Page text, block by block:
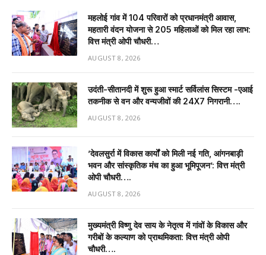
महलोई गांव में 104 परिवारों को प्रधानमंत्री आवास,
महतारी वंदन योजना से 205 महिलाओं को मिल रहा लाभ:
वित्त मंत्री ओपी चौधरी…
AUGUST 8, 2026
उदंती-सीतानदी में शुरू हुआ स्मार्ट सर्विलांस सिस्टम -एआई
तकनीक से वन और वन्यजीवों की 24X7 निगरानी….
AUGUST 8, 2026
’देवलसुर्रा में विकास कार्यों को मिली नई गति, आंगनबाड़ी
भवन और सांस्कृतिक मंच का हुआ भूमिपूजन’: वित्त मंत्री
ओपी चौधरी….
AUGUST 8, 2026
मुख्यमंत्री विष्णु देव साय के नेतृत्व में गांवों के विकास और
गरीबों के कल्याण को प्राथमिकता: वित्त मंत्री ओपी
चौधरी….